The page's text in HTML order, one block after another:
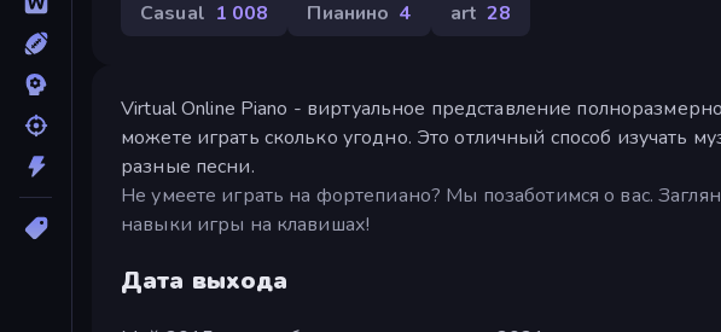
Casual 1 008 Пианино 4 art 28
Virtual Online Piano - виртуальное представление
можете играть сколько угодно. Это отличный способ изучать
разные песни.
Не умеете играть на фортепиано? Мы позаботимся о вас.
навыки игры на клавишах!
Дата выхода